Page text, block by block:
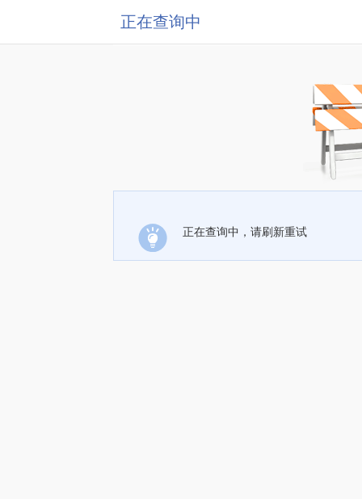
正在查询中
正在查询中，请刷新重试